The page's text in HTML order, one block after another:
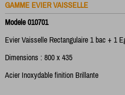
GAMME EVIER VAISSELLE
Modele 010701
Evier Vaisselle Rectangulaire 1 bac + 1
Dimensions : 800 x 435
Acier Inoxydable finition Brillante